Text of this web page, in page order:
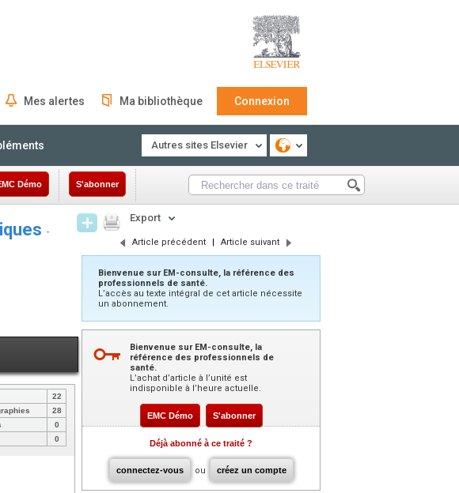
Mes alertes Ma bibliothèque Connexion
Autres sites Elsevier
Démo S'abonner
-
22
28
0
0
Export
Article précédent | Article suivant
Bienvenue sur EM-consulte, la référence des
professionnels de santé.
L’accès au texte intégral de cet article nécessite
un abonnement.
Bienvenue sur EM-consulte, la
référence des professionnels de
santé.
L’achat d’article à l’unité est
indisponible à l’heure actuelle.
EMC Démo S'abonner
Déjà abonné à ce traité ?
connectez-vous ou créez un compte